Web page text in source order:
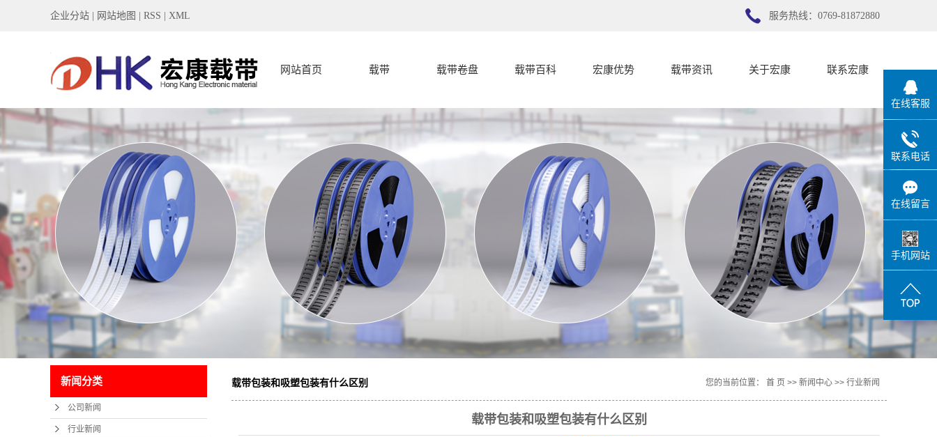
企业分站 网站地图 RSS XML 服务热线：0769-81872880
网站首页 载带
载带
盖带
载带卷盘
载带设备
代客编带
载带卷盘 载带百科
载带封合开裂
的几种常见形
式分析
载带编带过程
中的卡带和跳
料的原因
载带封合开裂
分析
载带的产品分
类
宏康载带有什
么特点，和盖
带有什么区别
宏康优势
宏康优势
载带资讯
公司新闻
技术知识
关于宏康
宏康简介
联系宏康
联系宏康
新闻分类
公司新闻
行业新闻
载带包装和吸塑包装有什么区别 您的当前位置： 首 页 >> 新闻中心 >> 行业新闻
载带包装和吸塑包装有什么区别
在线客服
联系电话
在线留言
手机网站